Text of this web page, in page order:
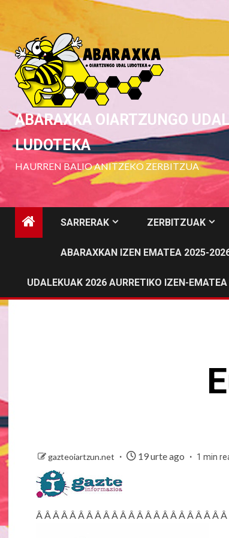
to
content
ABARAXKA OIARTZUNGO UDAL
LUDOTEKA
HAURREN BALIO ANITZEKO ZERBITZUA
SARRERAK ZERBITZUAK
ABARAXKAN IZEN EMATEA 2025-
UDALEKUAK 2026 AURRETIKO IZEN-EMATEA
gazteoiartzun.net 19 urte ago 1 min
Â Â Â Â Â Â Â Â Â Â Â Â Â Â Â Â Â Â Â Â Â Â